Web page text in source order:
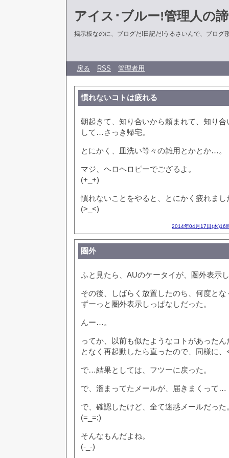
アイス･ブルー!管理人の
掲示板なのに、ブログだ!日記だ!うるさいんで、ブログ
戻る RSS 管理者用
慣れないコトは疲れる
朝起きて、知り合いから頼まれて、知り
して…さっき帰宅。
とにかく、皿洗い等々の雑用とかとか…。
マジ、ヘロヘロピーでござるよ。
(+_+)
慣れないことをやると、とにかく疲れまし
(>_<)
2014年04月17日(木)16
圏外
ふと見たら、AUのケータイが、圏外表示
その後、しばらく放置したのち、何度と
ずーっと圏外表示しっぱなしだった。
んー…。
ってか、以前も似たようなコトがあった
となく再起動したら直ったので、同様に
で…結果としては、フツーに戻った。
で、溜まってたメールが、届きまくって…
で、確認したけど、全て迷惑メールだった
(=_=;)
そんなもんだよね。
(-_-)